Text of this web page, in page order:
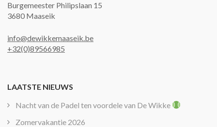
Burgemeester Philipslaan 15
3680 Maaseik
info@dewikkemaaseik.be
+32(0)89566985
LAATSTE NIEUWS
Nacht van de Padel ten voordele van De Wikke
Zomervakantie 2026